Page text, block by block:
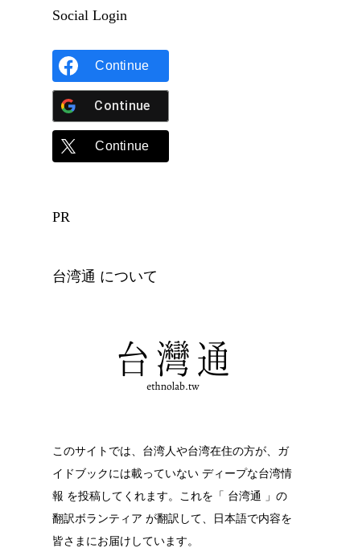
Social Login
Continue
Continue
Continue
PR
台湾通 について
このサイトでは、台湾人や台湾在住の方が、ガ
イドブックには載っていない ディープな台湾情
報 を投稿してくれます。これを「 台湾通 」の
翻訳ボランティア が翻訳して、日本語で内容を
皆さまにお届けしています。